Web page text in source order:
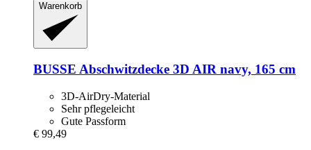
Warenkorb
BUSSE Abschwitzdecke 3D AIR navy, 165 cm
3D-AirDry-Material
Sehr pflegeleicht
Gute Passform
€ 99,49